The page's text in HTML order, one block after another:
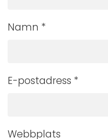
Namn *
E-postadress *
Webbplats